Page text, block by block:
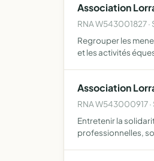
Association
RNA W543001827 ·
Regrouper les
et les activités
Association
RNA W543000917
Entretenir la
professionnelles,